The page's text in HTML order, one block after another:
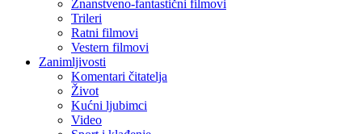
Znanstveno-fantastični filmovi
Trileri
Ratni filmovi
Vestern filmovi
Zanimljivosti
Komentari čitatelja
Život
Kućni ljubimci
Video